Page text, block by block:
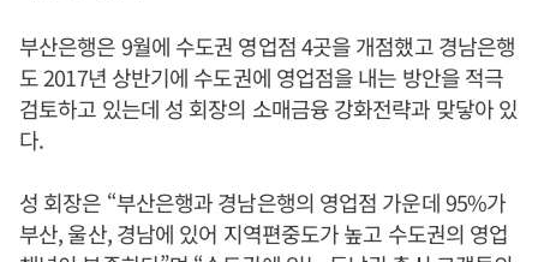
부산은행은 9월에 수도권 영업점 4곳을 개점했고 경남은행
도 2017년 상반기에 수도권에 영업점을 내는 방안을 적극
검토하고 있는데 성 회장의 소매금융 강화전략과 맞닿아 있
다.
성 회장은 “부산은행과 경남은행의 영업점 가운데 95%가
부산, 울산, 경남에 있어 지역편중도가 높고 수도권의 영업